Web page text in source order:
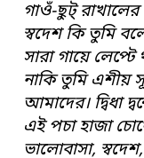
গাওঁ-ছুট্ রাখালের
স্বদেশ কি তুমি
সারা গায়ে
নাকি তুমি এশীয়
আমাদের। দ্বিধা
এই পচা হাজা
ভালোবাসা,